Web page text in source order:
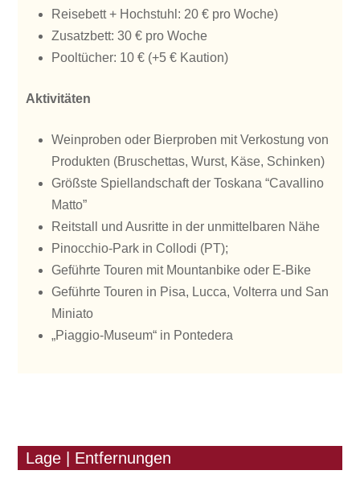
Reisebett + Hochstuhl: 20 € pro Woche)
Zusatzbett: 30 € pro Woche
Pooltücher: 10 € (+5 € Kaution)
Aktivitäten
Weinproben oder Bierproben mit Verkostung von
Produkten (Bruschettas, Wurst, Käse, Schinken)
Größste Spiellandschaft der Toskana “Cavallino
Matto”
Reitstall und Ausritte in der unmittelbaren Nähe
Pinocchio-Park in Collodi (PT);
Geführte Touren mit Mountanbike oder E-Bike
Geführte Touren in Pisa, Lucca, Volterra und San
Miniato
„Piaggio-Museum“ in Pontedera
Lage | Entfernungen